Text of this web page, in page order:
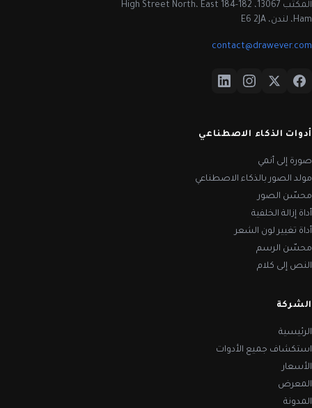
المكتب 13067، 182-184 High Street North، East
Ham، لندن، E6 2JA
contact@drawever.com
أدوات الذكاء الاصطناعي
صورة إلى أنمي
مولد الصور بالذكاء الاصطناعي
محسّن الصور
أداة إزالة الخلفية
أداة تغيير لون الشعر
محسّن الرسم
النص إلى كلام
الشركة
الرئيسية
استكشاف جميع الأدوات
الأسعار
المعرض
المدونة